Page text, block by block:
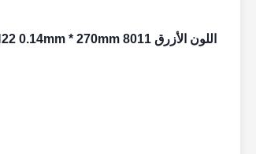
اللون الأزرق 8011 H22 0.14mm * 270mm ماء Finstock مطلي برقائق الألومنيوم / الألومنيوم